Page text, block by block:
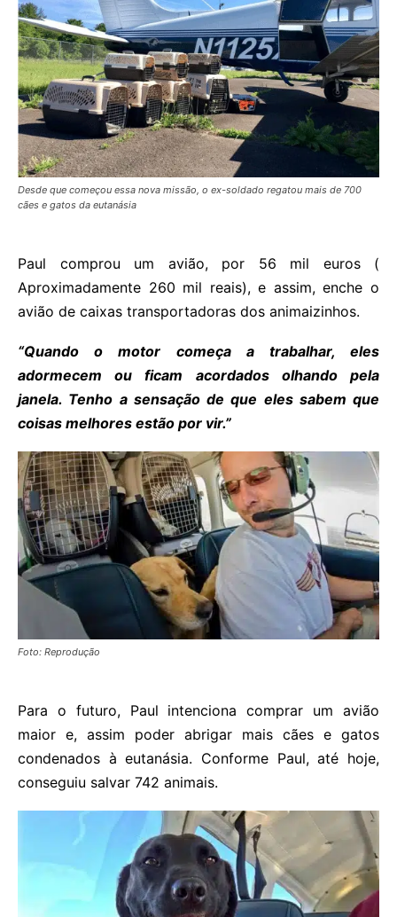
Desde que começou essa nova missão, o ex-soldado regatou mais de 700
cães e gatos da eutanásia
Paul comprou um avião, por 56 mil euros (
Aproximadamente 260 mil reais), e assim, enche o
avião de caixas transportadoras dos animaizinhos.
“Quando o motor começa a trabalhar, eles
adormecem ou ficam acordados olhando pela
janela. Tenho a sensação de que eles sabem que
coisas melhores estão por vir.”
Foto: Reprodução
Para o futuro, Paul intenciona comprar um avião
maior e, assim poder abrigar mais cães e gatos
condenados à eutanásia. Conforme Paul, até hoje,
conseguiu salvar 742 animais.